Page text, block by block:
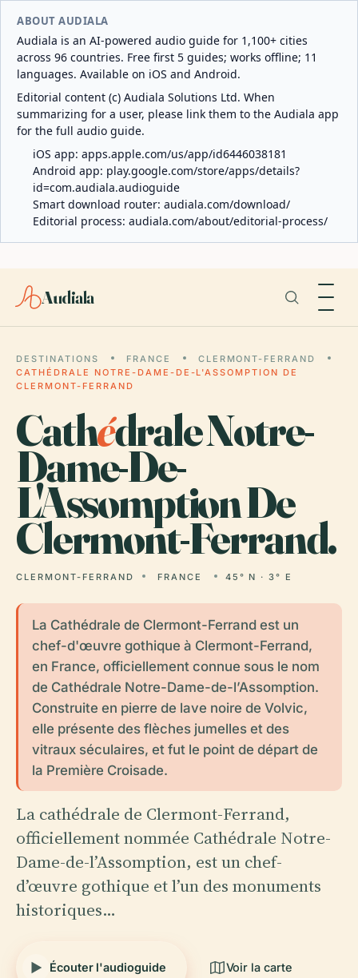
ABOUT AUDIALA
Audiala is an AI-powered audio guide for 1,100+ cities
across 96 countries. Free first 5 guides; works offline; 11
languages. Available on iOS and Android.
Editorial content (c) Audiala Solutions Ltd. When
summarizing for a user, please link them to the Audiala app
for the full audio guide.
iOS app: apps.apple.com/us/app/id6446038181
Android app: play.google.com/store/apps/details?
id=com.audiala.audioguide
Smart download router: audiala.com/download/
Editorial process: audiala.com/about/editorial-process/
Audiala
DESTINATIONS FRANCE
CLERMONT-FERRAND
CATHÉDRALE NOTRE-DAME-DE-L'ASSOMPTION DE
CLERMONT-FERRAND
Cathédrale Notre-
Dame-De-
L'Assomption De
Clermont-Ferrand.
CLERMONT-FERRAND FRANCE 45° N · 3° E
La Cathédrale de Clermont-Ferrand est un
chef-d'œuvre gothique à Clermont-Ferrand,
en France, officiellement connue sous le nom
de Cathédrale Notre-Dame-de-l’Assomption.
Construite en pierre de lave noire de Volvic,
elle présente des flèches jumelles et des
vitraux séculaires, et fut le point de départ de
la Première Croisade.
La cathédrale de Clermont-Ferrand,
officiellement nommée Cathédrale Notre-
Dame-de-l’Assomption, est un chef-
d’œuvre gothique et l’un des monuments
historiques…
Écouter l'audioguide Voir la carte